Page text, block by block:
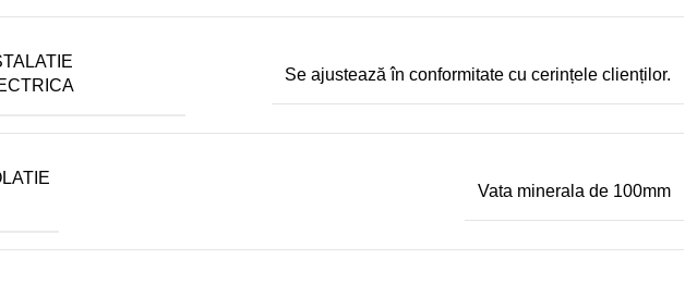
Se ajustează în conformitate cu cerințele clienților.
Vata minerala de 100mm